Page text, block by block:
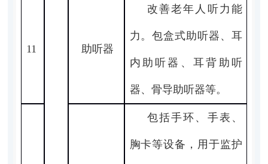
11 助听器
改善老年人听力能
力。包盒式助听器、耳
内助听器、耳背助听
器、骨导助听器等。
包括手环、手表、
胸卡等设备，用于监护